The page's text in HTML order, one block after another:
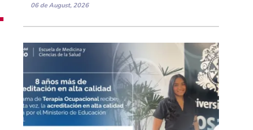
06 de August, 2026